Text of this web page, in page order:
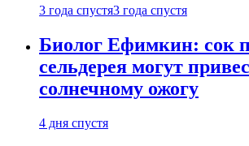
3 года спустя3 года спустя
Биолог Ефимкин: сок
сельдерея могут
солнечному ожогу
4 дня спустя